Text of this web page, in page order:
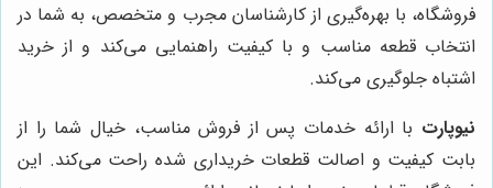
فروشگاه، با بهره‌گیری از کارشناسان مجرب و متخصص، به شما در
انتخاب قطعه مناسب و با کیفیت راهنمایی می‌کند و از خرید
اشتباه جلوگیری می‌کند.
نیوپارت با ارائه خدمات پس از فروش مناسب، خیال شما را از
بابت کیفیت و اصالت قطعات خریداری شده راحت می‌کند. این